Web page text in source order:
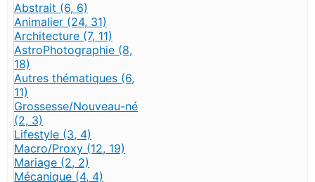
Abstrait (6, 6)
Animalier (24, 31)
Architecture (7, 11)
AstroPhotographie (8,
18)
Autres thématiques (6,
11)
Grossesse/Nouveau-né
(2, 3)
Lifestyle (3, 4)
Macro/Proxy (12, 19)
Mariage (2, 2)
Mécanique (4, 4)